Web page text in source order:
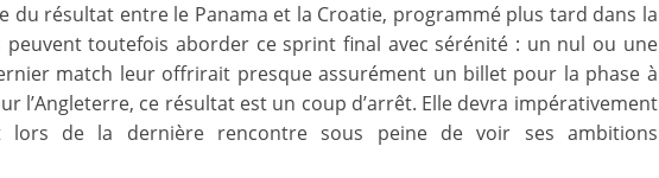
du résultat entre le Panama et la Croatie, programmé plus tard dans la
peuvent toutefois aborder ce sprint final avec sérénité : un nul ou une
match leur offrirait presque assurément un billet pour la phase à
l’Angleterre, ce résultat est un coup d’arrêt. Elle devra impérativement
lors de la dernière rencontre sous peine de voir ses ambitions